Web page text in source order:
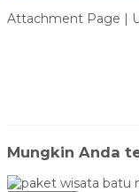
Attachment Page |
Mungkin Anda